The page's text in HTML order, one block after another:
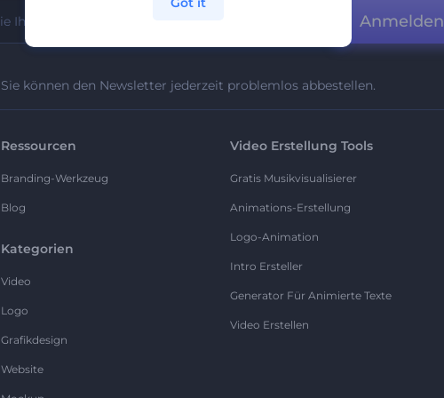
Anmelden
Sie können den Newsletter jederzeit problemlos abbestellen.
Ressourcen
Branding-Werkzeug
Blog
Kategorien
Video
Logo
Grafikdesign
Website
Video Erstellung Tools
Gratis Musikvisualisierer
Animations-Erstellung
Logo-Animation
Intro Ersteller
Generator Für Animierte Texte
Video Erstellen